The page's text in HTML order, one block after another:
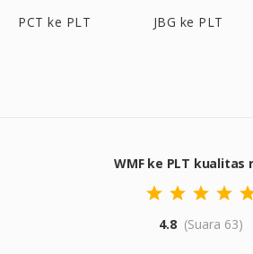
PCT ke PLT JBG ke PLT
WMF ke PLT kualitas
4.8 (Suara 63)